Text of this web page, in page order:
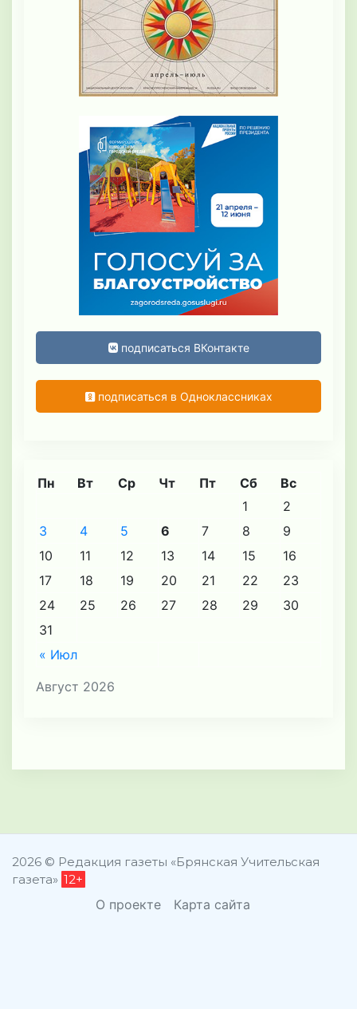
подписаться ВКонтакте
подписаться в Одноклассниках
Август 2026
Пн Вт Ср Чт Пт Сб Вс
« Июл
1
2
3
4 5 6 7 8
9
10
11 12 13 14 15
16
17
18 19 20 21 22
23
24
25 26 27 28 29
30
31
2026 © Редакция газеты «Брянская Учительская
газета» 12+
О проекте Карта сайта